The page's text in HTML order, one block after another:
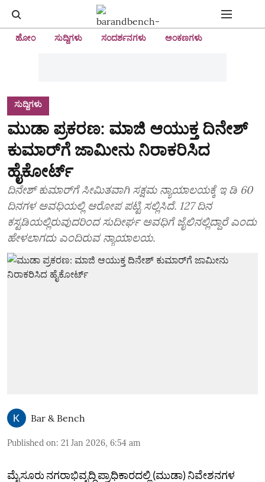
ಹೋಂ ಸುದ್ದಿಗಳು ಸಂದರ್ಶನಗಳು ಅಂಕಣಗಳು
ಸುದ್ದಿಗಳು
ಮುಡಾ ಪ್ರಕರಣ: ಮಾಜಿ ಆಯುಕ್ತ ದಿನೇಶ್‌
ಕುಮಾರ್‌ಗೆ ಜಾಮೀನು ನಿರಾಕರಿಸಿದ
ಹೈಕೋರ್ಟ್‌
ದಿನೇಶ್‌ ಕುಮಾರ್‌ಗೆ ಸೀಮಿತವಾಗಿ ಸಕ್ಷಮ ನ್ಯಾಯಾಲಯಕ್ಕೆ ಇ ಡಿ 60
ದಿನಗಳ ಅವಧಿಯಲ್ಲಿ ಆರೋಪ ಪಟ್ಟಿ ಸಲ್ಲಿಸಿದೆ. 127 ದಿನ
ಕಸ್ಟಡಿಯಲ್ಲಿರುವುದರಿಂದ ಸುದೀರ್ಘ ಅವಧಿಗೆ ಜೈಲಿನಲ್ಲಿದ್ದಾರೆ ಎಂದು
ಹೇಳಲಾಗದು ಎಂದಿರುವ ನ್ಯಾಯಾಲಯ.
Bar & Bench
Published on: 21 Jan 2026, 6:54 am
ಮೈಸೂರು ನಗರಾಭಿವೃದ್ಧಿ ಪ್ರಾಧಿಕಾರದಲ್ಲಿ (ಮುಡಾ) ನಿವೇಶನಗಳ